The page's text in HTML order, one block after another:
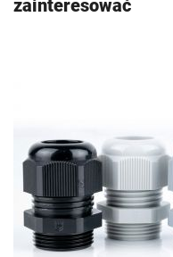
zainteresować